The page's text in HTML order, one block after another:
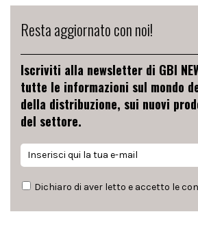
Resta aggiornato con noi!
Iscriviti alla newsletter di GBI
tutte le informazioni sul mondo
della distribuzione, sui nuovi
del settore.
Dichiaro di aver letto e accetto le